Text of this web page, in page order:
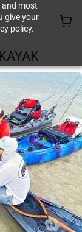
and most
give your
policy.